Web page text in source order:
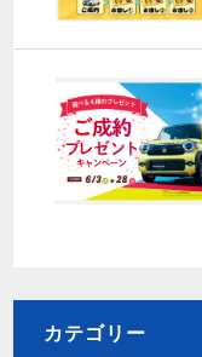
カテゴリー